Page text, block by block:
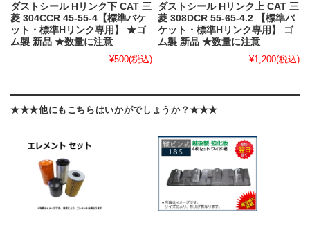
ダストシール Hリンク下 CAT 三
菱 304CCR 45-55-4【標準バケ
ット・標準Hリンク専用】 ★ゴ
ム製 新品 ★数量に注意
¥500(税込)
ダストシール Hリンク上 CAT 三
菱 308DCR 55-65-4.2 【標準バ
ケット・標準Hリンク専用】 ゴ
ム製 新品 ★数量に注意
¥1,200(税込)
★★★他にもこちらはいかがでしょうか？★★★